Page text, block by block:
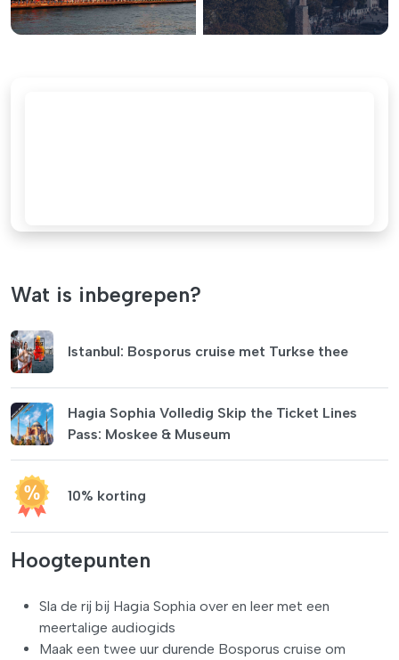
Wat is inbegrepen?
Istanbul: Bosporus cruise met Turkse thee
Hagia Sophia Volledig Skip the Ticket Lines
Pass: Moskee & Museum
10% korting
Hoogtepunten
Sla de rij bij Hagia Sophia over en leer met een
meertalige audiogids
Maak een twee uur durende Bosporus cruise om